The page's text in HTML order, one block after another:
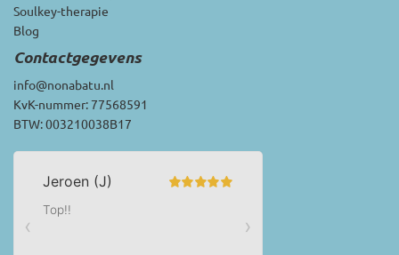
Soulkey-therapie
Blog
Contactgegevens
info@nonabatu.nl
KvK-nummer: 77568591
BTW: 003210038B17